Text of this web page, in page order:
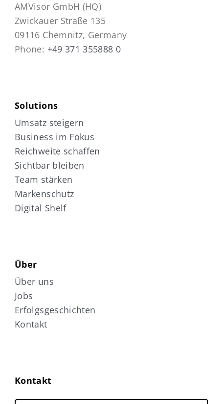
AMVisor GmbH (HQ)
Zwickauer Straße 135
09116 Chemnitz, Germany
Phone: +49 371 355888 0
Solutions
Umsatz steigern
Business im Fokus
Reichweite schaffen
Sichtbar bleiben
Team stärken
Markenschutz
Digital Shelf
Über
Über uns
Jobs
Erfolgsgeschichten
Kontakt
Kontakt